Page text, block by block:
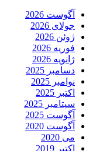
آگوست 2026
جولای 2026
ژوئن 2026
فوریه 2026
ژانویه 2026
دسامبر 2025
نوامبر 2025
اکتبر 2025
سپتامبر 2025
آگوست 2025
آگوست 2020
می 2020
اکتبر 2019